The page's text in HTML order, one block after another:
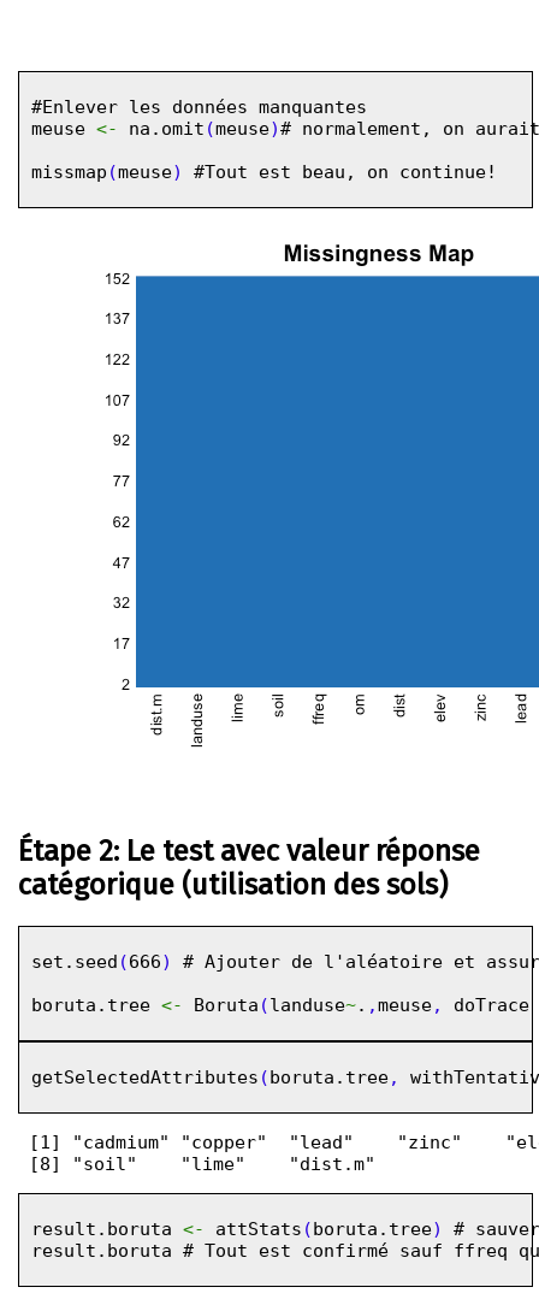
#Enlever les données manquantes
meuse <- na.omit (meuse)# normalement, on
missmap (meuse) #Tout est beau, on continue!
Étape 2: Le test avec valeur réponse
catégorique (utilisation des sols)
set.seed (666)
# Ajouter de l'aléatoire et
boruta.tree <- Boruta (landuse~. ,meuse, doTrace
getSelectedAttributes (boruta.tree,
[1] "cadmium" "copper"  "lead"    "zinc"
result.boruta <- attStats (boruta.tree)
#
result.boruta # Tout est confirmé sauf ffreq